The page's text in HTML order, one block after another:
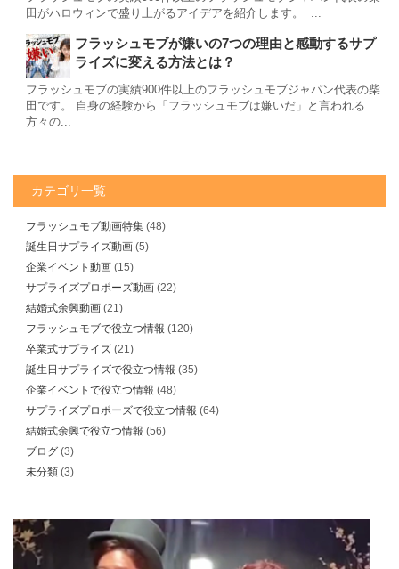
田がハロウィンで盛り上がるアイデアを紹介します。 ...
フラッシュモブが嫌いの7つの理由と感動するサプ
ライズに変える方法とは？
フラッシュモブの実績900件以上のフラッシュモブジャパン代表の柴
田です。 自身の経験から「フラッシュモブは嫌いだ」と言われる
方々の...
カテゴリ一覧
フラッシュモブ動画特集 (48)
誕生日サプライズ動画 (5)
企業イベント動画 (15)
サプライズプロポーズ動画 (22)
結婚式余興動画 (21)
フラッシュモブで役立つ情報 (120)
卒業式サプライズ (21)
誕生日サプライズで役立つ情報 (35)
企業イベントで役立つ情報 (48)
サプライズプロポーズで役立つ情報 (64)
結婚式余興で役立つ情報 (56)
ブログ (3)
未分類 (3)